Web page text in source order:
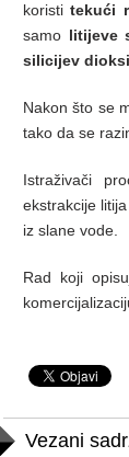
koristitekući
samo litijeve
silicijev
Nakon što se
tako da se
Istraživači
ekstrakcije
iz slane vode.
Rad koji
Vezani